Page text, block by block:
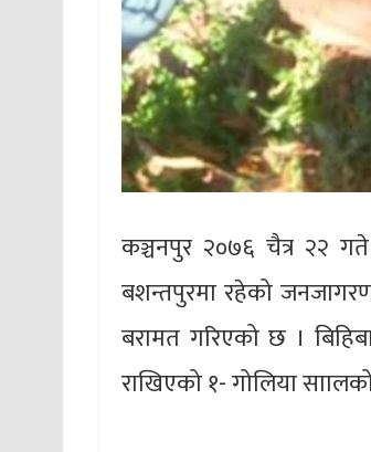
कञ्चनपुर २०७६ चैत्र २२
बशन्तपुरमा रहेको
बरामत गरिएको छ ।
राखिएको १- गोलिया